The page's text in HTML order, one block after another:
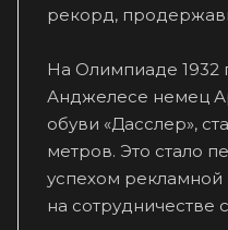
рекорд,
На Олимпиаде 1932
Анджелесе немец
обуви «Дасслер»,
метров. Это стало
успехом
на сотрудничестве